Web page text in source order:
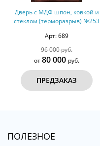
Дверь с МДФ шпон, ковкой и
стеклом (терморазрыв) №253
Арт: 689
96 000 руб.
от80 000 руб.
ПРЕДЗАКАЗ
ПОЛЕЗНОЕ